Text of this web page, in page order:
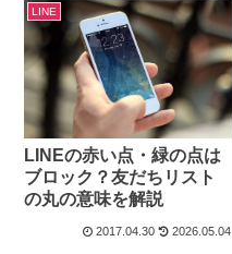
LINE
LINEの赤い点・緑の点は
ブロック？友だちリスト
の丸の意味を解説
2017.04.30 2026.05.04